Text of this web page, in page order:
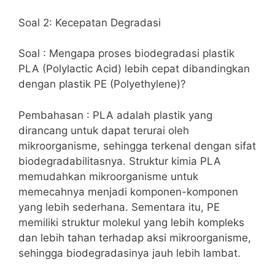
Soal 2: Kecepatan Degradasi
Soal : Mengapa proses biodegradasi plastik
PLA (Polylactic Acid) lebih cepat dibandingkan
dengan plastik PE (Polyethylene)?
Pembahasan : PLA adalah plastik yang
dirancang untuk dapat terurai oleh
mikroorganisme, sehingga terkenal dengan sifat
biodegradabilitasnya. Struktur kimia PLA
memudahkan mikroorganisme untuk
memecahnya menjadi komponen-komponen
yang lebih sederhana. Sementara itu, PE
memiliki struktur molekul yang lebih kompleks
dan lebih tahan terhadap aksi mikroorganisme,
sehingga biodegradasinya jauh lebih lambat.